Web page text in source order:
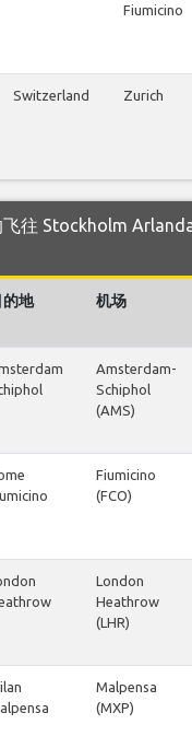
Fiumicino
Switzerland Zurich
飞往 Stockholm
的地 机场
Amsterdam-
Schiphol
(AMS)
Fiumicino
(FCO)
London
Heathrow
(LHR)
Malpensa
(MXP)